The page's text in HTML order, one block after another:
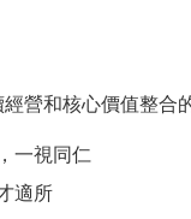
營和核心價值整合
一視同仁
適所